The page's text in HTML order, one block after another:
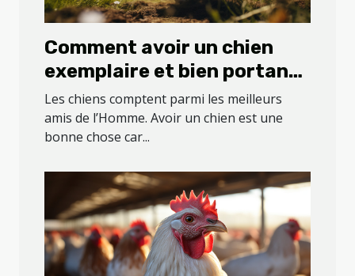
Comment avoir un chien
exemplaire et bien portant
?
Les chiens comptent parmi les meilleurs
amis de l’Homme. Avoir un chien est une
bonne chose car...